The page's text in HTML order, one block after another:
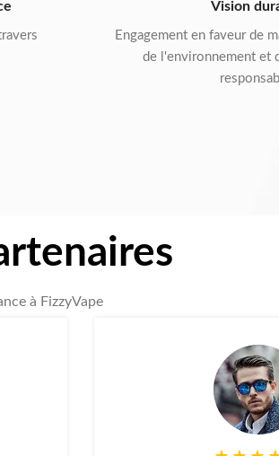
Vision
Engagement en faveur de
de l'environnement et
à FizzyVape